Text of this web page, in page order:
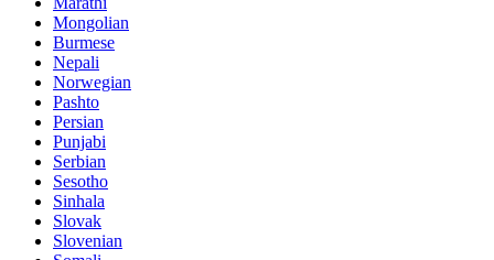
Mongolian
Burmese
Nepali
Norwegian
Pashto
Persian
Punjabi
Serbian
Sesotho
Sinhala
Slovak
Slovenian